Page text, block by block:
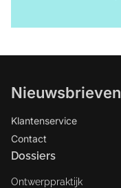
Nieuwsbrieven
Klantenservice
Contact
Dossiers
Ontwerppraktijk